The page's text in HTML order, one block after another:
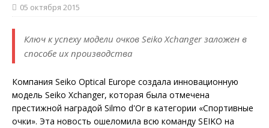
05 октября 2015
Ключ к успеху модели очков Seiko Xchanger заложен в
способе их производства
Компания Seiko Optical Europe создала инновационную
модель Seiko Xchanger, которая была отмечена
престижной наградой Silmo d'Or в категории «Спортивные
очки». Эта новость ошеломила всю команду SEIKO на